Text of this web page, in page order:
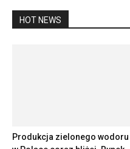
HOT NEWS
Produkcja zielonego wodoru